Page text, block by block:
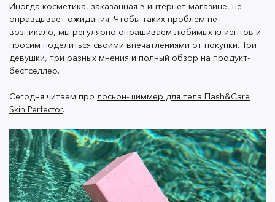
Но действительно ли онвыполняет свои функции?
Именно этот вопрос мы задали трем случайным
покупательницам.
Алена, 23 года. «Заботится о моей
чувствительной коже»
Моя кожа всегда была чувствительной. Если я наобум
покупала какой-то крем, сразу появлялись сухость и
высыпания. Поэтому теперь я очень настороженно
Иногда косметика, заказанная в интернет-магазине, не
оправдывает ожидания. Чтобы таких проблем не
возникало, мы регулярно опрашиваем любимых клиентов и
просим поделиться своими впечатлениями от покупки. Три
девушки, три разных мнения и полный обзор на продукт-
бестселлер.
Сегодня читаем пролосьон-шиммер для тела Flash&Care
Skin Perfector.